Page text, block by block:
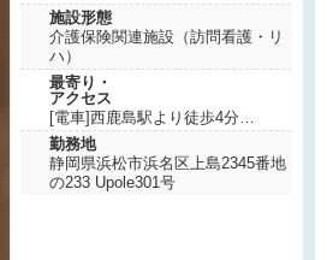
施設形態
介護保険関連施設（訪問看護・リ
ハ）
最寄り・
アクセス
[電車]西鹿島駅より徒歩4分
勤務地
静岡県浜松市浜名区上島2345番地
の233 Upole301号